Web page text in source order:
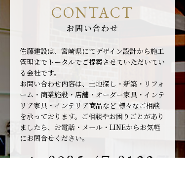
CONTACT
お問い合わせ
佐藤建設は、宮崎県にてデザイン設計から施工
管理までトータルでご提案させていただいてい
る会社です。
お問い合わせ内容は、土地探し・新築・リフォ
ーム・商業施設・店舗・オーダー家具・インテ
リア家具・インテリア商品など 様々なご相談
を承っております。ご相談やお困りごとがあり
ましたら、お電話・メール・LINEからお気軽
にお問合せください。
0985-47-0123